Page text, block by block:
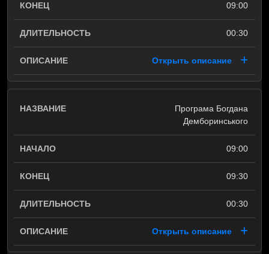
09:00
00:30
Открыть описание
Програма Богдана
Демборинського
09:00
09:30
00:30
Открыть описание